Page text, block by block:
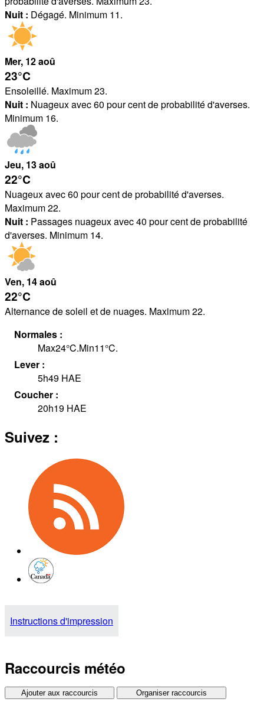
Nuit : Dégagé. Minimum 11.
Mer, 12aoû
23°C
Ensoleillé. Maximum 23.
Nuit : Nuageux avec 60 pour cent de probabilité d'averses.
Minimum 16.
Jeu, 13aoû
22°C
Nuageux avec 60 pour cent de probabilité d'averses.
Maximum 22.
Nuit : Passages nuageux avec 40 pour cent de probabilité
d'averses. Minimum 14.
Ven, 14aoû
22°C
Alternance de soleil et de nuages. Maximum 22.
Normales :
Max24°C.Min11°C.
Lever :
5h49 HAE
Coucher :
20h19 HAE
Suivez :
Instructions d'impression
Raccourcis météo
Ajouter aux raccourcis Organiser raccourcis